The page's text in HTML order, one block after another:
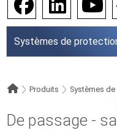
Systèmes de
Produits Systèmes
De passage -